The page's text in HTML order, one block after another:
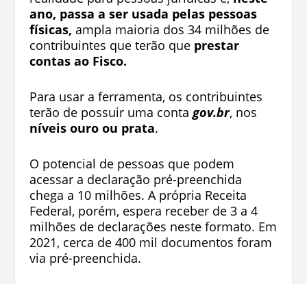
ano, passa a ser usada pelas pessoas
físicas, ampla maioria dos 34 milhões de
contribuintes que terão que prestar
contas ao Fisco.
Para usar a ferramenta, os contribuintes
terão de possuir uma conta gov.br, nos
níveis ouro ou prata.
O potencial de pessoas que podem
acessar a declaração pré-preenchida
chega a 10 milhões. A própria Receita
Federal, porém, espera receber de 3 a 4
milhões de declarações neste formato. Em
2021, cerca de 400 mil documentos foram
via pré-preenchida.